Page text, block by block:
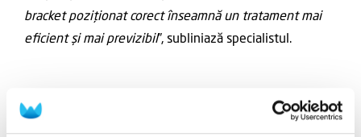
bracket poziționat corect înseamnă un tratament mai
eficient și mai previzibil”, subliniază specialistul.
Cât timp durează tratamentul ortodontic